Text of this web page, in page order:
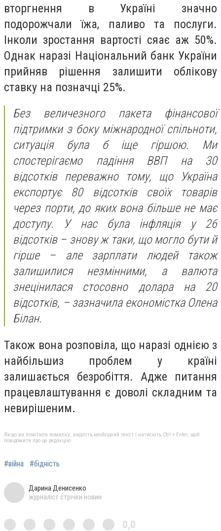
вторгнення в Україні значно
подорожчали їжа, паливо та послуги.
Інколи зростання вартості сяає аж 50%.
Однак наразі Національний банк України
прийняв рішення залишити облікову
ставку на позначці 25%.
Без величезного пакета фінансової
підтримки з боку міжнародної спільноти,
ситуація була б іще гіршою. Ми
спостерігаємо падіння ВВП на 30
відсотків переважно тому, що Україна
експортує 80 відсотків своїх товарів
через порти, до яких вона більше не має
доступу. У нас була інфляція у 26
відсотків – знову ж таки, що могло бути й
гірше – але зарплати людей також
залишилися незмінними, а валюта
знецінилася стосовно долара на 20
відсотків, – зазначила економістка Олена
Білан.
Також вона розповіла, що наразі однією з
найбільшиз проблем у країні
залишається безробіття. Адже питання
працевлаштування є доволі складним та
невирішеним.
Якщо ви помітили помилку, виділіть необхідний текст і натисніть Ctrl + Enter, щоб
повідомити про це редакцію
#війна #бідність
Дарина Денисенко
журналіст стрічки новин
0,0